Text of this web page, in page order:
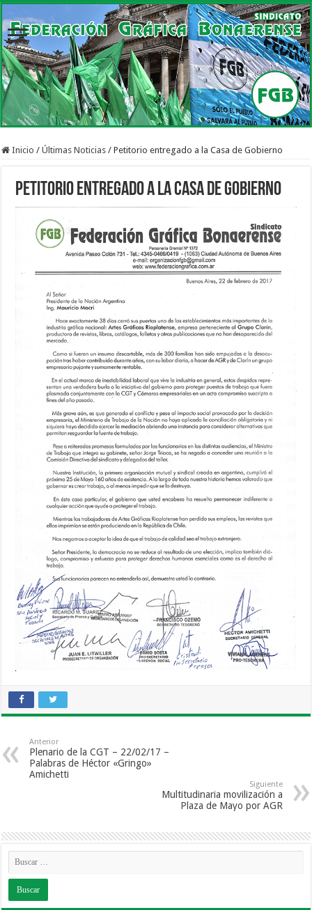
Inicio / Últimas Noticias / Petitorio entregado a la Casa de Gobierno
Petitorio entregado a la Casa de Gobierno
Anterior
Plenario de la CGT – 22/02/17 –
Palabras de Héctor «Gringo»
Amichetti
Siguiente
Multitudinaria movilización a
Plaza de Mayo por AGR